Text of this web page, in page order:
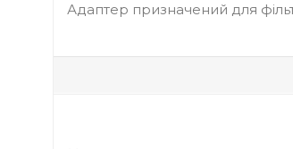
Адаптер призначений для